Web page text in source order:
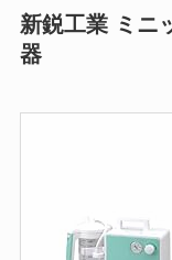
新鋭工業 ミニ
器